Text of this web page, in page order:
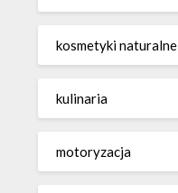
kosmetyki naturalne
kulinaria
motoryzacja